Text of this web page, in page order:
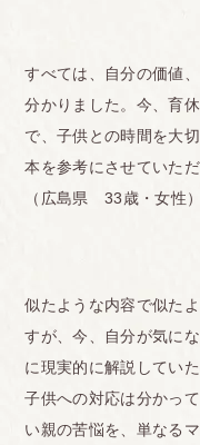
すべては、自分の価値
分かりました。今、育
で、子供との時間を大
本を参考にさせていた
（広島県 33歳・女性）
似たような内容で似た
すが、今、自分が気に
に現実的に解説してい
子供への対応は分かっ
い親の苦悩を、単なる